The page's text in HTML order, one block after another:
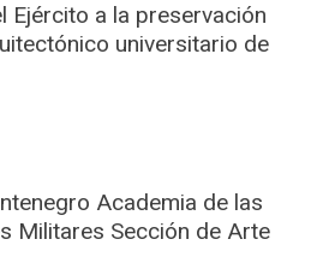
Ejército a la preservación
universitario de
Academia de las
Militares Sección de Arte